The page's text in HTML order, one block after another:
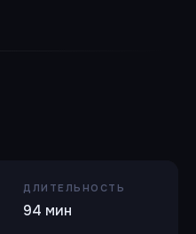
ДЛИТЕЛЬНОСТЬ
94 мин